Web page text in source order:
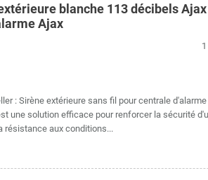
blanche 113 décibels
Ajax
1
: Sirène extérieure sans fil pour centrale
une solution efficace pour renforcer la sécurité
résistance aux conditions...